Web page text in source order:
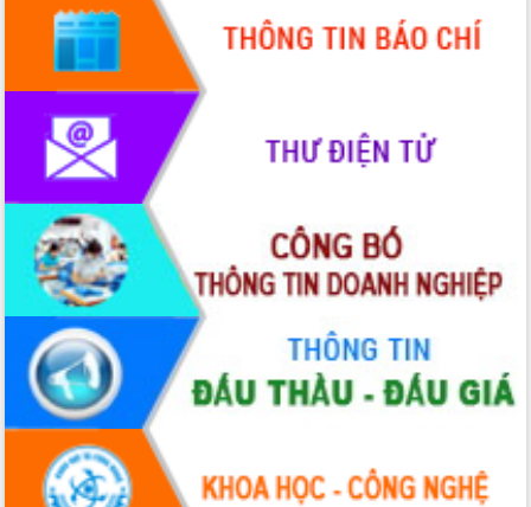
Đánh giá, rút kinh nghiệm công tác tổ
chức diễn tập trước ngày bầu cử
Chương trình “Gặp gỡ hữu nghị –
Friendship Meeting New Year 2026”
Bầu cử Quốc hội và HĐND: Cử tri Đắk
Lắk gửi gắm niềm tin, kỳ vọng vào lá
phiếu
Đắk Lắk sẵn sàng các điều kiện cho
Ngày hội bầu cử đại biểu Quốc hội
khóa XVI và HĐND các cấp nhiệm kỳ
2026-2031
Đảm bảo cuộc bầu cử đại biểu Quốc
hội và đại biểu HĐND các cấp diễn ra
an toàn, hiệu quả, đúng quy định
Thủ tướng Chính phủ Phạm Minh Chính
kiểm tra, chỉ đạo hoàn thành các dự
án cao tốc và thăm khu tái định cư tại
Đắk Lắk
Sôi nổi Hội đua ngựa truyền thống Gò